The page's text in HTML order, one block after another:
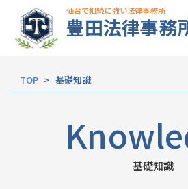
仙台で相続に強い法律事務所
豊田法律事務
TOP 基礎知識
基礎知識